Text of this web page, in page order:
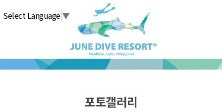
Select Language▼
포토갤러리